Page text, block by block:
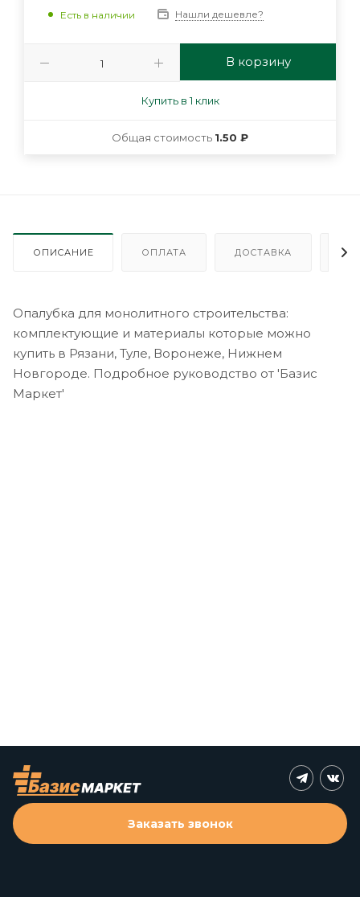
Есть в наличии Нашли дешевле?
В корзину
Купить в 1 клик
Общая стоимость 1.50 ₽
ОПИСАНИЕ ОПЛАТА ДОСТАВКА
Опалубка для монолитного строительства:
комплектующие и материалы которые можно
купить в Рязани, Туле, Воронеже, Нижнем
Новгороде. Подробное руководство от 'Базис
Маркет'
Заказать звонок